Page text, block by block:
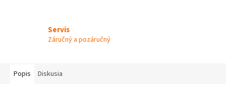
Servis
Záručný a pozáručný
Popis Diskusia